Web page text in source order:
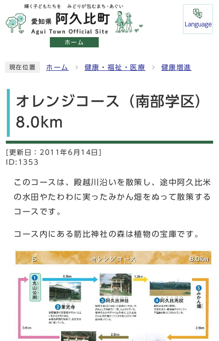
ホーム
Language
現在位置 ホーム 健康・福祉・医療 健康増進
オレンジコース（南部学区）
8.0km
[更新日： 2011年6月14日]
ID:1353
このコースは、殿越川沿いを散策し、途中阿久比米
の水田やたわわに実ったみかん畑をぬって散策する
コースです。
コース内にある箭比神社の森は植物の宝庫です。